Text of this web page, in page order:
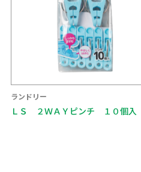
ランドリー
ＬＳ ２ＷＡＹピンチ １０個入